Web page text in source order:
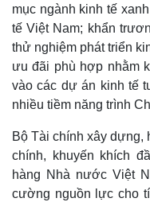
Doanh nghiệp
Thông tin doanh nghiệp
Doanh nghiệp 24h
Doanh nhân
Vì cộng đồng
mục ngành kinh tế
tế Việt Nam; khẩn
thử nghiệm phát triển
ưu đãi phù hợp nhằm
vào các dự án kinh tế
nhiều tiềm năng trình
Bộ Tài chính xây dựng,
chính, khuyến khích
hàng Nhà nước Việt
cường nguồn lực cho